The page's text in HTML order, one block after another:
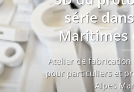
série
Maritimes
Atelier de
pour particuliers et
Alpes